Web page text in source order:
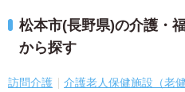
松本市(長野県)の介護・
から探す
訪問介護 介護老人保健施設（老健